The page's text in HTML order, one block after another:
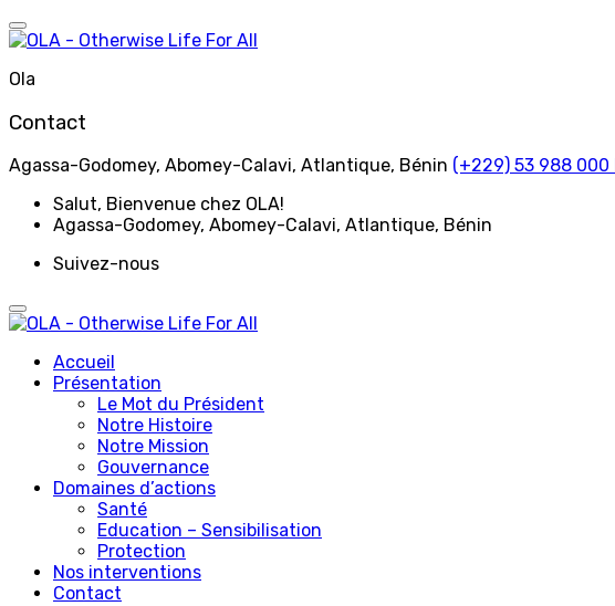
Aller
au
Ola
Contact
Agassa-Godomey, Abomey-Calavi, Atlantique, Bénin (+229) 53 988 000
Salut, Bienvenue chez OLA!
Agassa-Godomey, Abomey-Calavi, Atlantique, Bénin
Suivez-nous
Accueil
Présentation
Le Mot du Président
Notre Histoire
Notre Mission
Gouvernance
Domaines d’actions
Santé
Education – Sensibilisation
Protection
Nos interventions
Contact